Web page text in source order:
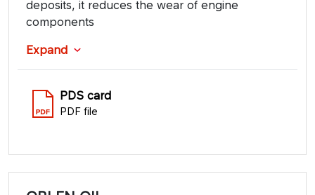
deposits, it reduces the wear of engine
components
Expand
PDS card
PDF file